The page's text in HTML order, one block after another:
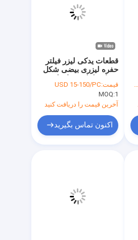
قطعات یدکی لیزر فیلتر
حفره لیزری بیضی شکل
چند سوراخ
قیمت:USD 15-150/PC
MOQ:1
آخرین قیمت را دریافت کنید
اکنون تماس بگیرید